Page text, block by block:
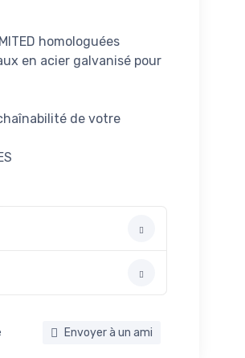
homologuées
en acier galvanisé pour
de votre
Envoyer à un ami